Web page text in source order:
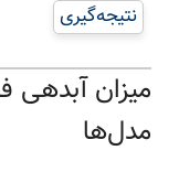
نتیجه‌گیری
میزان آبدهی
مدل‌ها